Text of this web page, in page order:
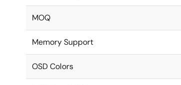
MOQ
Memory Support
OSD Colors